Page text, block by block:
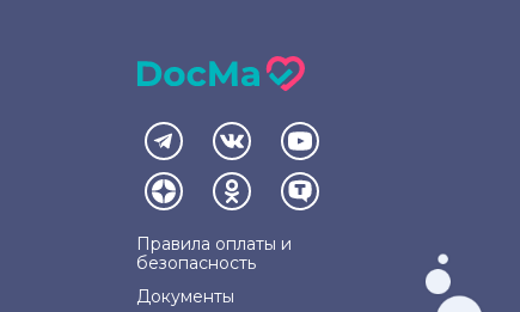
Правила оплаты и
безопасность
Документы